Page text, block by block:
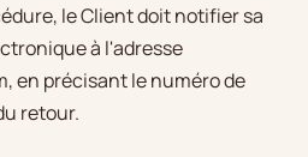
le Client doit notifier sa
à l'adresse
en précisant le numéro de
retour.